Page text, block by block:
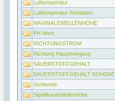
Lufttemperatur
Lufttemperatur Rohdaten
MAXIMALEWELLENHÖHE
PH-Wert
RICHTUNGSTROM
Richtung Hauptseegang
SAUERSTOFFGEHALT
SAUERSTOFFGEHALT
Sichtweite
SignifikanteWellenhöhe